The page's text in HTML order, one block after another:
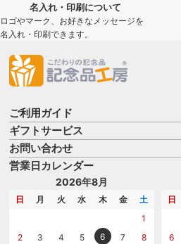
名入れ・印刷について
ロゴやマーク、お好きなメッセージを
名入れ・印刷できます。
ご利用ガイド
お買い物ガイド
よくある質問
はじめての記念品選び
記念品工房の使い方
ギフトサービス
名入れについて
のし
メッセージカード
お問い合わせ
商品選びを相談する
名入れについて相談する
カタログを請求する
営業日カレンダー
2026年8月
日 月 火 水 木 金
土
1
2
3 4 5 6 7
8
日
6